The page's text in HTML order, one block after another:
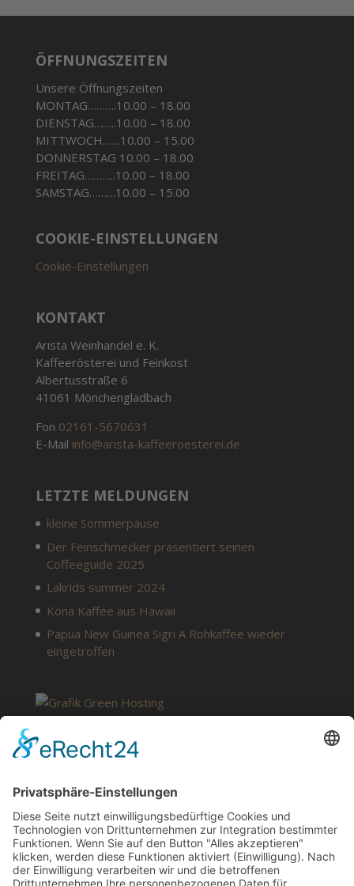
ÖFFNUNGSZEITEN
Unsere Öffnungszeiten
MONTAG……….10.00 – 18.00
DIENSTAG……..10.00 – 18.00
MITTWOCH……10.00 – 15.00
DONNERSTAG 10.00 – 18.00
FREITAG………..10.00 – 18.00
SAMSTAG………10.00 – 15.00
COOKIE-EINSTELLUNGEN
Cookie-Einstellungen
KONTAKT
Arista Weinhandel e. K.
Kaffeerösterei und Feinkost
Albertusstraße 6
41061 Mönchengladbach
Fon 02161-5670631
E-Mail info@arista-kaffeeroesterei.de
LETZTE MELDUNGEN
kleine Sommerpause
Der Feinschmecker präsentiert seinen
Coffeeguide 2025
Lakrids summer 2024
Kona Kaffee aus Hawaii
Papua New Guinea Sigri A Rohkaffee wieder
eingetroffen
SERVICE
Glossar
Vertrag widerrufen
Barrierefreiheit